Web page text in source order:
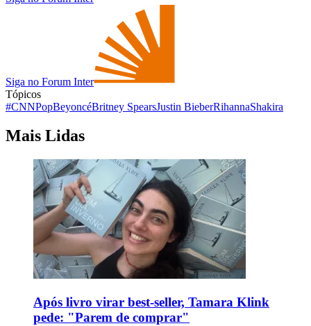
Siga no Forum Inter
Tópicos
#CNNPopBeyoncéBritney SpearsJustin BieberRihannaShakira
Mais Lidas
Após livro virar best-seller, Tamara Klink
pede: "Parem de comprar"